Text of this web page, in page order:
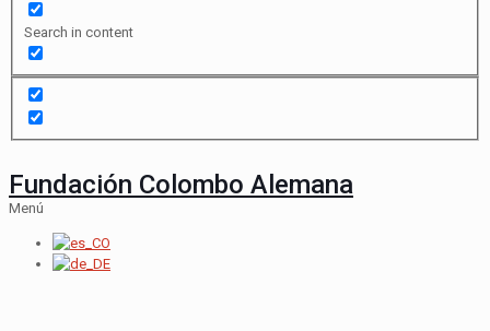
Search in content
Fundación Colombo Alemana
Menú